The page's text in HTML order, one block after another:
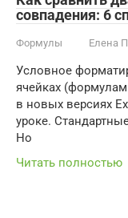
совпадения: 6
Формулы Елена
Условное
ячейках
в новых версиях
уроке.
Но
Читать полностью